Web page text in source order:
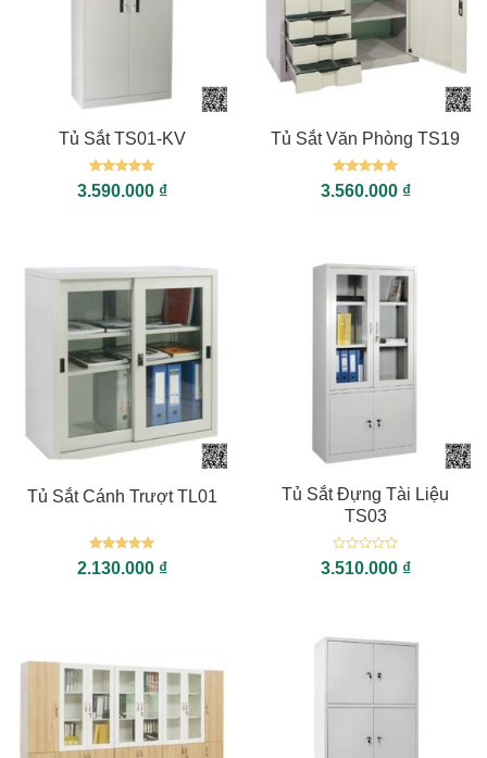
Tủ Sắt TS01-KV
Được xếp
hạng55
3.590.000 ₫
Tủ Sắt Văn Phòng TS19
Được xếp
hạng55
3.560.000 ₫
Tủ Sắt Cánh Trượt TL01
Được xếp
hạng55
2.130.000 ₫
Tủ Sắt Đựng Tài Liệu
TS03
Được
xếp
3.510.000 ₫